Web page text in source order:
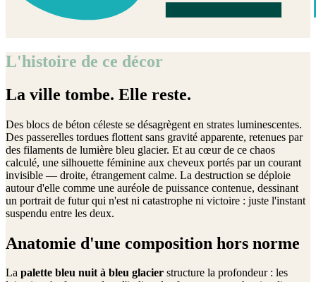
L'histoire de ce décor
La ville tombe. Elle reste.
Des blocs de béton céleste se désagrègent en strates luminescentes.
Des passerelles tordues flottent sans gravité apparente, retenues par
des filaments de lumière bleu glacier. Et au cœur de ce chaos
calculé, une silhouette féminine aux cheveux portés par un courant
invisible — droite, étrangement calme. La destruction se déploie
autour d'elle comme une auréole de puissance contenue, dessinant
un portrait de futur qui n'est ni catastrophe ni victoire : juste l'instant
suspendu entre les deux.
Anatomie d'une composition hors norme
La palette bleu nuit à bleu glacier structure la profondeur : les